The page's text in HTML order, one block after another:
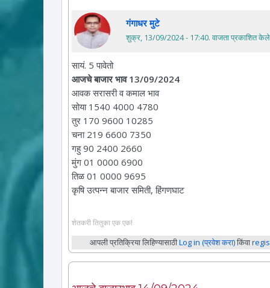
गंगाधर मुटे
शुक्र, 13/09/2024 - 17:40. वाजता प्रकाशित
सायं. 5 पावेतो
आजचे बाजार भाव 13/09/2024
आवक सरासरी व कमाल भाव
सोया 1540 4000 4780
तुर 170 9600 10285
चना 219 6600 7350
गहु 90 2400 2660
मुंग 01 0000 6900
तिळ 01 0000 9695
कृषि उत्पन्न बाजार समिती, हिंगणघाट
शेतकरी तितुका एक एक!
आपली प्रतिक्रिया लिहिण्यासाठीLog in (प्रवेश करा)किंवा